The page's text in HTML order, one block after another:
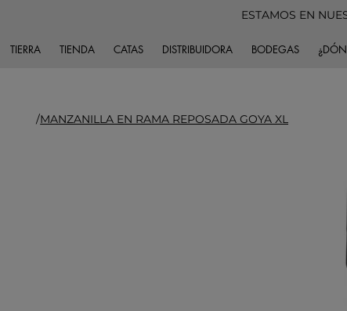
ESTAMOS EN
TIERRA TIENDA CATAS DISTRIBUIDORA BODEGAS
/MANZANILLA EN RAMA REPOSADA GOYA XL